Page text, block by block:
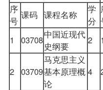
序
号
课码 课程名称
学
分
1
03708中国近现代
史纲要
2 1
2 03709
马克思主义
基本原理概
论
4